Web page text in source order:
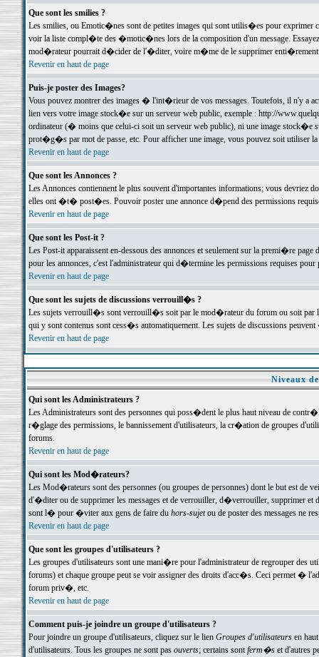
Que sont les smilies ?
Les smilies, ou Emotic�nes sont de petites images qui sont utilis�es pour exprimer
voir la liste compl�te des �motic�nes lors de la composition d'un message.
mod�rateur pourrait d�cider de l'�diter, voire m�me de le supprimer
Revenir en haut de page
Puis-je poster des Images?
Vous pouvez montrer des images � l'int�rieur de vos messages. Toutefois, il n'y a
lien vers votre image stock�e sur un serveur web public, exemple : http://
ordinateur (� moins que celui-ci soit un serveur web public), ni une image stock�e
prot�g�s par mot de passe, etc. Pour afficher une image, vous pouvez soit
Revenir en haut de page
Que sont les Annonces ?
Les Annonces contiennent le plus souvent d'importantes informations; vous devriez
elles ont �t� post�es. Pouvoir poster une annonce d�pend des permissions
Revenir en haut de page
Que sont les Post-it ?
Les Post-it apparaissent en-dessous des annonces et seulement sur la premi�re
pour les annonces, c'est l'administrateur qui d�termine les permissions requises pour
Revenir en haut de page
Que sont les sujets de discussions verrouill�s ?
Les sujets verrouill�s sont verrouill�s soit par le mod�rateur du forum ou soit par
qui y sont contenus sont cess�s automatiquement. Les sujets de discussions
Revenir en haut de page
Niveaux
Qui sont les Administrateurs ?
Les Administrateurs sont des personnes qui poss�dent le plus haut niveau de
r�glage des permissions, le bannissement d'utilisateurs, la cr�ation de groupes
forums.
Revenir en haut de page
Qui sont les Mod�rateurs?
Les Mod�rateurs sont des personnes (ou groupes de personnes) dont le but est de
d'�diter ou de supprimer les messages et de verrouiller, d�verrouiller, supprimer
sont l� pour �viter aux gens de faire du hors-sujetou de poster des messages ne
Revenir en haut de page
Que sont les groupes d'utilisateurs ?
Les groupes d'utilisateurs sont une mani�re pour l'administrateur de regrouper des
forums) et chaque groupe peut se voir assigner des droits d'acc�s. Ceci permet
forum priv�, etc.
Revenir en haut de page
Comment puis-je joindre un groupe d'utilisateurs ?
Pour joindre un groupe d'utilisateurs, cliquez sur le lien Groupes d'utilisateursen haut
d'utilisateurs. Tous les groupes ne sont pas ouverts; certains sontferm�set d'autres